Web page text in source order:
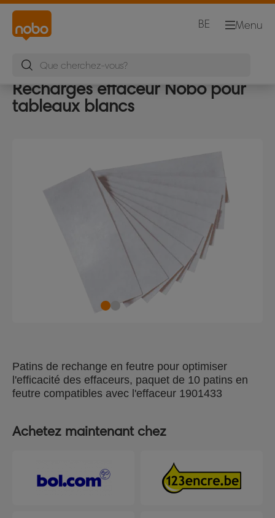
Menu
BE
Recharges effaceur Nobo pour
tableaux blancs
Patins de rechange en feutre pour optimiser
l'efficacité des effaceurs, paquet de 10 patins en
feutre compatibles avec l'effaceur 1901433
Achetez maintenant chez